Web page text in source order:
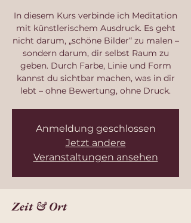
In diesem Kurs verbinde ich Meditation
mit künstlerischem Ausdruck. Es geht
nicht darum, „schöne Bilder“ zu malen –
sondern darum, dir selbst Raum zu
geben. Durch Farbe, Linie und Form
kannst du sichtbar machen, was in dir
lebt – ohne Bewertung, ohne Druck.
Anmeldung geschlossen
Jetzt andere
Veranstaltungen ansehen
Zeit & Ort